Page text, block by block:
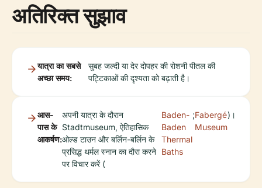
अतिरिक्त सुझाव
यात्रा का सबसे
अच्छा समय:
सुबह जल्दी या देर दोपहर की रोशनी पीतल की
पट्टिकाओं की दृश्यता को बढ़ाती है।
आस-
पास के
आकर्षण:
अपनी यात्रा के दौरान
Stadtmuseum, ऐतिहासिक
ओल्ड टाउन और बर्लिन-बर्लिन के
प्रसिद्ध थर्मल स्नान का दौरा करने
पर विचार करें (
Baden-
Baden
Thermal
Baths
;Fabergé
Museum
)।